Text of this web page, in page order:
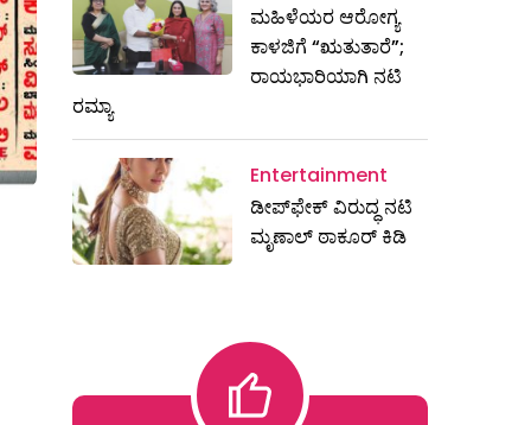
ಮಹಿಳೆಯರ ಆರೋಗ್ಯ
ಕಾಳಜಿಗೆ “ಋತುತಾರೆ”;
ರಾಯಭಾರಿಯಾಗಿ ನಟಿ
ರಮ್ಯಾ
Entertainment
ಡೀಪ್‌ಫೇಕ್ ವಿರುದ್ಧ ನಟಿ
ಮೃಣಾಲ್ ಠಾಕೂರ್ ಕಿಡಿ